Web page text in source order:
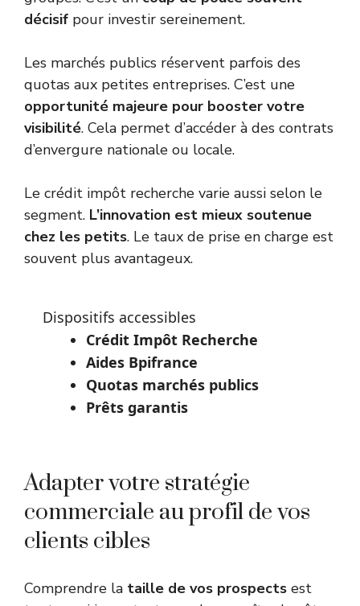
décisif pour investir sereinement.
Les marchés publics réservent parfois des
quotas aux petites entreprises. C’est une
opportunité majeure pour booster votre
visibilité. Cela permet d’accéder à des contrats
d’envergure nationale ou locale.
Le crédit impôt recherche varie aussi selon le
segment. L’innovation est mieux soutenue
chez les petits. Le taux de prise en charge est
souvent plus avantageux.
Dispositifs accessibles
Crédit Impôt Recherche
Aides Bpifrance
Quotas marchés publics
Prêts garantis
Adapter votre stratégie
commerciale au profil de vos
clients cibles
Comprendre la taille de vos prospects est